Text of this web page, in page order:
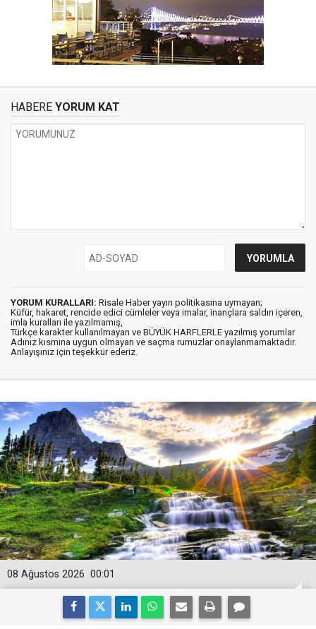
HABERE YORUM KAT
YORUM KURALLARI: Risale Haber yayın politikasına uymayan;
Küfür, hakaret, rencide edici cümleler veya imalar, inançlara saldırı içeren,
imla kuralları ile yazılmamış,
Türkçe karakter kullanılmayan ve BÜYÜK HARFLERLE yazılmış yorumlar
Adınız kısmına uygun olmayan ve saçma rumuzlar onaylanmamaktadır.
Anlayışınız için teşekkür ederiz.
00:01
08 Ağustos 2026